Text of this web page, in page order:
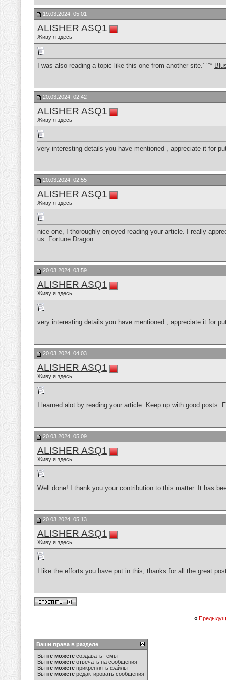
19.03.2024, 05:01
ALISHER ASQ1
Живу я здесь
I was also reading a topic like this one from another site.’”‘”*
20.03.2024, 02:42
ALISHER ASQ1
Живу я здесь
very interesting details you have mentioned , appreciate it for
20.03.2024, 02:55
ALISHER ASQ1
Живу я здесь
nice one, I thoroughly enjoyed reading your article. I really
us. Fortune Dragon
20.03.2024, 03:59
ALISHER ASQ1
Живу я здесь
very interesting details you have mentioned , appreciate it for
20.03.2024, 04:03
ALISHER ASQ1
Живу я здесь
I learned alot by reading your article. Keep up with good posts.
20.03.2024, 05:09
ALISHER ASQ1
Живу я здесь
Well done! I thank you your contribution to this matter. It has
20.03.2024, 05:13
ALISHER ASQ1
Живу я здесь
I like the efforts you have put in this, thanks for all the great
«
Ваши права в разделе
Вы не можете создавать темы
Вы не можете отвечать на сообщения
Вы не можете прикреплять файлы
Вы не можете редактировать сообщения